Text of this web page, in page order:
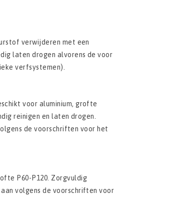
verwijderen met een
laten drogen alvorens de voor
verfsystemen).
voor aluminium, grofte
reinigen en laten drogen.
de voorschriften voor het
P60­-P120. Zorgvuldig
volgens de voorschriften voor